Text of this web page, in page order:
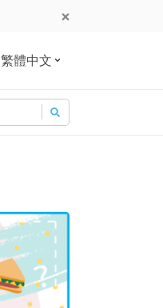
繁體中文
Search